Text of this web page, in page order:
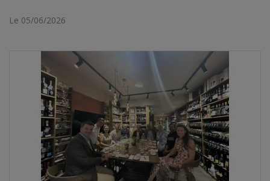
Le 05/06/2026